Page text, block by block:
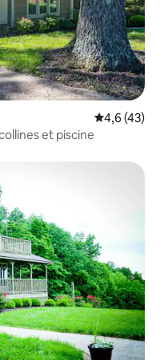
Évaluation
4,6 (43)
et piscine